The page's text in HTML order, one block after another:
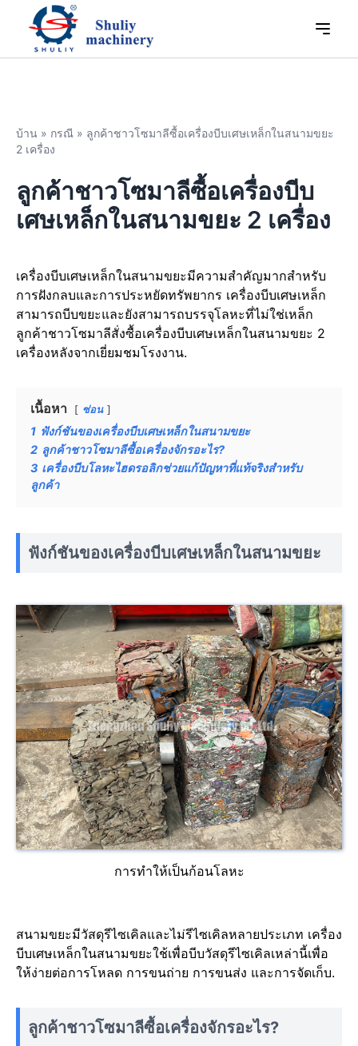
บ้าน » กรณี » ลูกค้าชาวโซมาลีซื้อเครื่องบีบเศษเหล็กในสนามขยะ
2 เครื่อง
ลูกค้าชาวโซมาลีซื้อเครื่องบีบ
เศษเหล็กในสนามขยะ 2 เครื่อง
เครื่องบีบเศษเหล็กในสนามขยะมีความสำคัญมากสำหรับ
การฝังกลบและการประหยัดทรัพยากร เครื่องบีบเศษเหล็ก
สามารถบีบขยะและยังสามารถบรรจุโลหะที่ไม่ใช่เหล็ก
ลูกค้าชาวโซมาลีสั่งซื้อเครื่องบีบเศษเหล็กในสนามขยะ 2
เครื่องหลังจากเยี่ยมชมโรงงาน.
เนื้อหา ซ่อน
1 ฟังก์ชันของเครื่องบีบเศษเหล็กในสนามขยะ
2 ลูกค้าชาวโซมาลีซื้อเครื่องจักรอะไร?
3 เครื่องบีบโลหะไฮดรอลิกช่วยแก้ปัญหาที่แท้จริงสำหรับ
ลูกค้า
ฟังก์ชันของเครื่องบีบเศษเหล็กในสนามขยะ
การทำให้เป็นก้อนโลหะ
สนามขยะมีวัสดุรีไซเคิลและไม่รีไซเคิลหลายประเภท เครื่อง
บีบเศษเหล็กในสนามขยะใช้เพื่อบีบวัสดุรีไซเคิลเหล่านี้เพื่อ
ให้ง่ายต่อการโหลด การขนถ่าย การขนส่ง และการจัดเก็บ.
ลูกค้าชาวโซมาลีซื้อเครื่องจักรอะไร?